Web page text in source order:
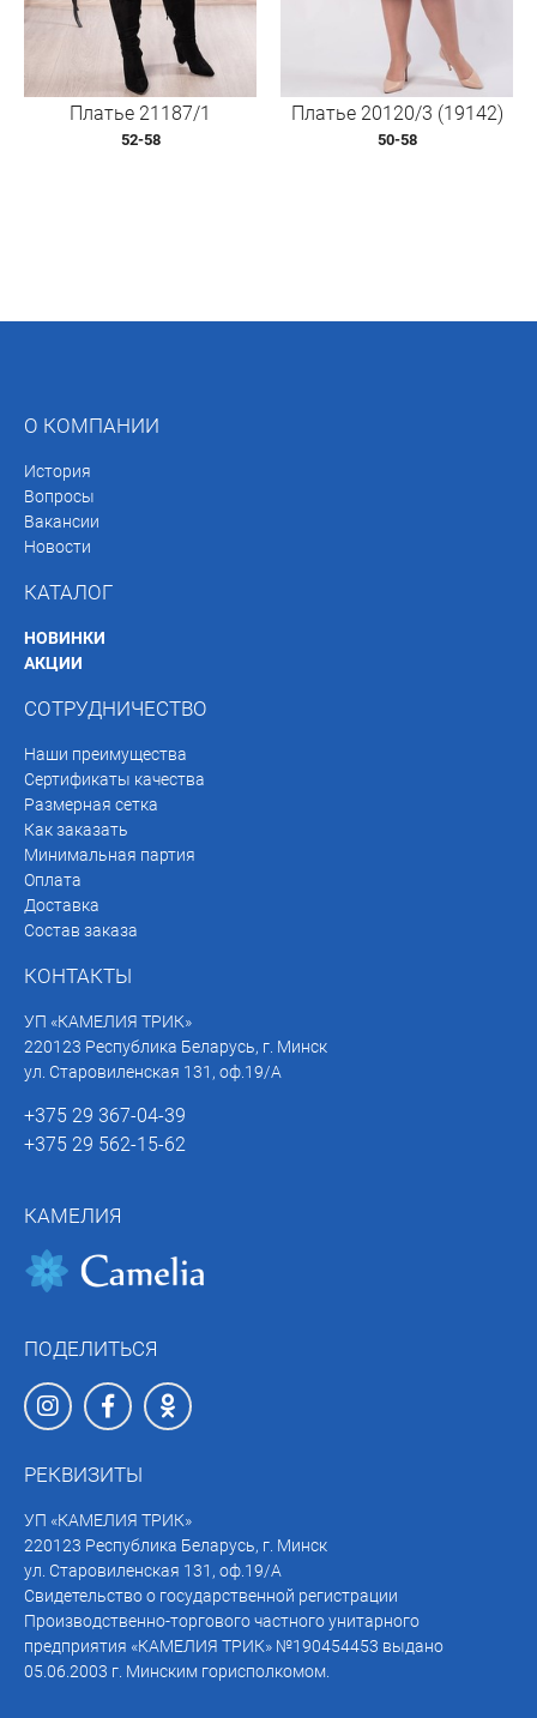
Платье 21187/1
52-58
Платье 20120/3 (19142)
50-58
О КОМПАНИИ
История
Вопросы
Вакансии
Новости
КАТАЛОГ
НОВИНКИ
АКЦИИ
СОТРУДНИЧЕСТВО
Наши преимущества
Сертификаты качества
Размерная сетка
Как заказать
Минимальная партия
Оплата
Доставка
Состав заказа
КОНТАКТЫ
УП «КАМЕЛИЯ ТРИК»
220123 Республика Беларусь, г. Минск
ул. Старовиленская 131, оф.19/А
+375 29 367-04-39
+375 29 562-15-62
КАМЕЛИЯ
ПОДЕЛИТЬСЯ
РЕКВИЗИТЫ
УП «КАМЕЛИЯ ТРИК»
220123 Республика Беларусь, г. Минск
ул. Старовиленская 131, оф.19/А
Свидетельство о государственной регистрации
Производственно-торгового частного унитарного
предприятия «КАМЕЛИЯ ТРИК» №190454453 выдано
05.06.2003 г. Минским горисполкомом.